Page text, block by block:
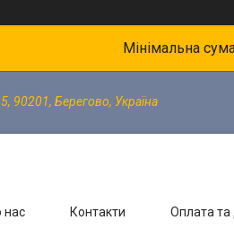
Мінімальна
90201, Берегово, Україна
нас Контакти Оплата та